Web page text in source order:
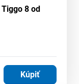
8 od
Kúpiť